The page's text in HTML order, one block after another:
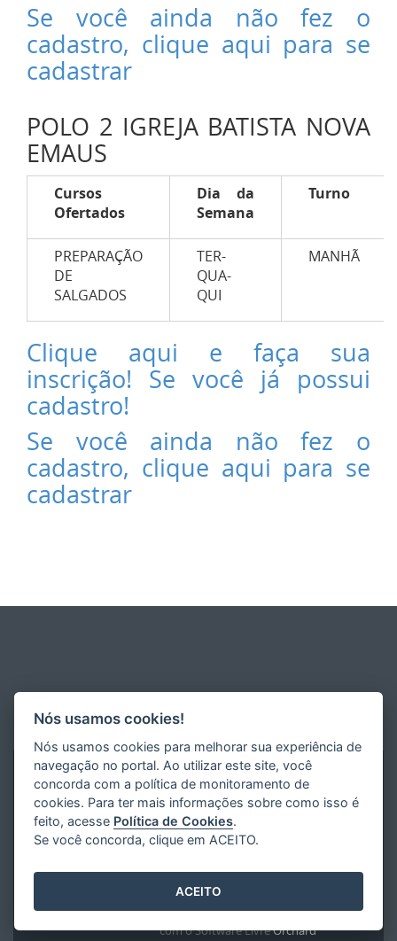
Se você ainda não fez o
cadastro, clique aqui para se
cadastrar
POLO 2 IGREJA BATISTA NOVA
EMAUS
Cursos
Ofertados
Dia da
Semana
Turno
PREPARAÇÃO
DE
SALGADOS
TER-
QUA-
QUI
MANHÃ
Clique aqui e faça sua
inscrição! Se você já possui
cadastro!
Se você ainda não fez o
cadastro, clique aqui para se
cadastrar
com o Software LivreOrchard
Nós usamos cookies!
Nós usamos cookies para melhorar sua experiência de
navegação no portal. Ao utilizar este site, você
concorda com a política de monitoramento de
cookies. Para ter mais informações sobre como isso é
feito, acesse Política de Cookies.
Se você concorda, clique em ACEITO.
ACEITO